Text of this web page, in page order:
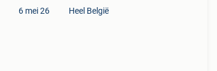
6 mei 26 Heel België